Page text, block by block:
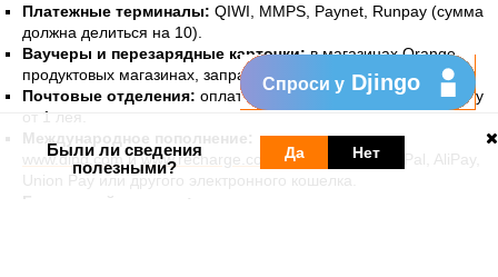
Платежные терминалы: QIWI, MMPS, Paynet, Runpay (сумма
должна делиться на 10).
Ваучеры и перезарядные карточки:в магазинах Orange,
продуктовых магазинах, заправках или в газетных киосках.
Почтовые отделения: оплата счетов или пополнение PrePay
от 1 лея.
Международное пополнение:
www.ding.com иwww.recharge.com
или со счета PayPal, AliPay,
Union Pay или другого электронного кошелка.
Банковский перевод:
Были ли сведения
полезными?
Да Нет
Спроси у Djingo